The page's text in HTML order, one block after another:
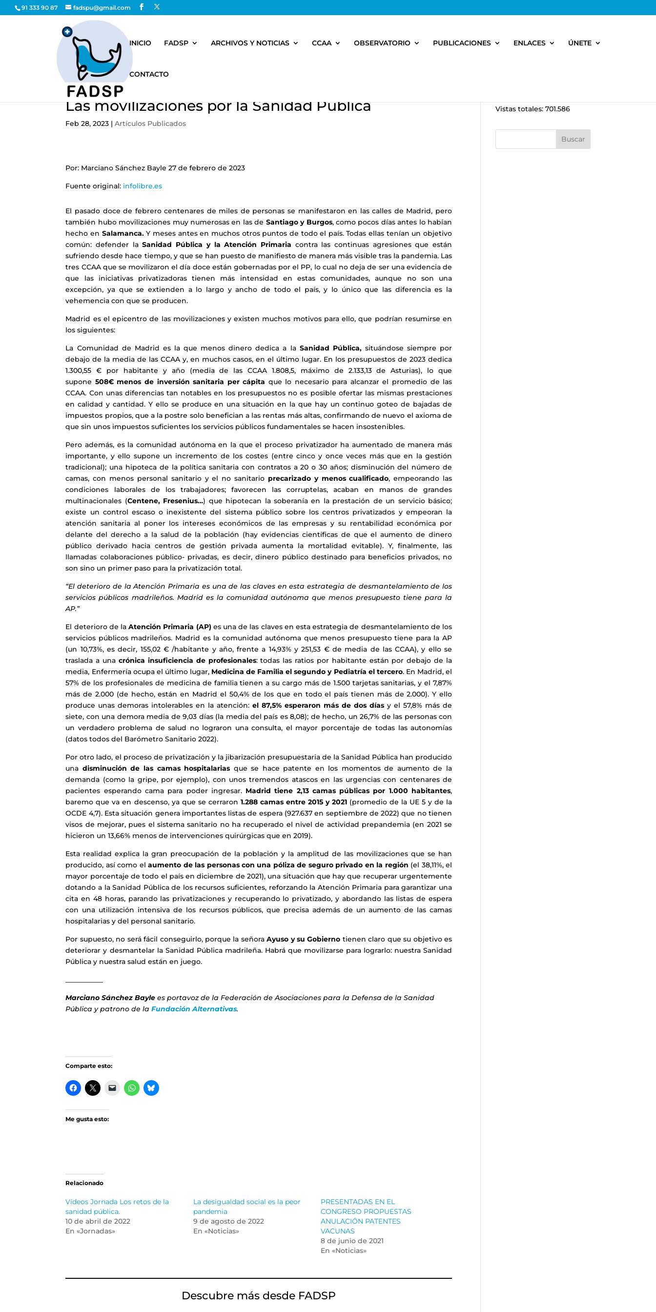
91 333 90 87 fadspu@gmail.com
INICIO FADSP ARCHIVOS Y NOTICIAS CCAA OBSERVATORIO PUBLICACIONES ENLACES ÚNETE
CONTACTO
Las movilizaciones por la Sanidad Pública
Feb 28, 2023 |Artículos Publicados
Por: Marciano Sánchez Bayle 27 de febrero de 2023
Fuente original: infolibre.es
El pasado doce de febrero centenares de miles de personas se manifestaron en las calles de Madrid, pero
también hubo movilizaciones muy numerosas en las de Santiago y Burgos, como pocos días antes lo habían
hecho en Salamanca.Y meses antes en muchos otros puntos de todo el país. Todas ellas tenían un objetivo
común: defender laSanidad Pública y la Atención Primaria contra las continuas agresiones que están
sufriendo desde hace tiempo, y que se han puesto de manifiesto de manera más visible tras la pandemia. Las
tres CCAA que se movilizaron el día doce están gobernadas por el PP, lo cual no deja de ser una evidencia de
que las iniciativas privatizadoras tienen más intensidad en estas comunidades, aunque no son una
excepción, ya que se extienden a lo largo y ancho de todo el país, y lo único que las diferencia es la
vehemencia con que se producen.
Madrid es el epicentro de las movilizaciones y existen muchos motivos para ello, que podrían resumirse en
los siguientes:
La Comunidad de Madrid es la que menos dinero dedica a laSanidad Pública, situándose siempre por
debajo de la media de las CCAA y, en muchos casos, en el último lugar. En los presupuestos de 2023 dedica
1.300,55 € por habitante y año (media de las CCAA 1.808,5, máximo de 2.133,13 de Asturias), lo que
supone 508€ menos de inversión sanitaria per cápita que lo necesario para alcanzar el promedio de las
CCAA. Con unas diferencias tan notables en los presupuestos no es posible ofertar las mismas prestaciones
en calidad y cantidad. Y ello se produce en una situación en la que hay un continuo goteo de bajadas de
impuestos propios, que a la postre solo benefician a las rentas más altas, confirmando de nuevo el axioma de
que sin unos impuestos suficientes los servicios públicos fundamentales se hacen insostenibles.
Pero además, es la comunidad autónoma en la que el proceso privatizador ha aumentado de manera más
importante, y ello supone un incremento de los costes (entre cinco y once veces más que en la gestión
tradicional); una hipoteca de la política sanitaria con contratos a 20 o 30 años; disminución del número de
camas, con menos personal sanitario y el no sanitario precarizado y menos cualificado, empeorando las
condiciones laborales de los trabajadores; favorecen las corruptelas, acaban en manos de grandes
multinacionales (Centene, Fresenius…) que hipotecan la soberanía en la prestación de un servicio básico;
existe un control escaso o inexistente del sistema público sobre los centros privatizados y empeoran la
atención sanitaria al poner los intereses económicos de las empresas y su rentabilidad económica por
delante del derecho a la salud de la población (hay evidencias científicas de que el aumento de dinero
público derivado hacia centros de gestión privada aumenta la mortalidad evitable). Y, finalmente, las
llamadas colaboraciones público- privadas, es decir, dinero público destinado para beneficios privados, no
son sino un primer paso para la privatización total.
“El deterioro de la Atención Primaria es una de las claves en esta estrategia de desmantelamiento de los
servicios públicos madrileños. Madrid es la comunidad autónoma que menos presupuesto tiene para la
AP.”
El deterioro de la Atención Primaria (AP) es una de las claves en esta estrategia de desmantelamiento de los
servicios públicos madrileños. Madrid es la comunidad autónoma que menos presupuesto tiene para la AP
(un 10,73%, es decir, 155,02 € /habitante y año, frente a 14,93% y 251,53 € de media de las CCAA), y ello se
traslada a una crónica insuficiencia de profesionales: todas las ratios por habitante están por debajo de la
media, Enfermería ocupa el último lugar,Medicina de Familia el segundo y Pediatría el tercero. En Madrid, el
57% de los profesionales de medicina de familia tienen a su cargo más de 1.500 tarjetas sanitarias, y el 7,87%
más de 2.000 (de hecho, están en Madrid el 50,4% de los que en todo el país tienen más de 2.000). Y ello
produce unas demoras intolerables en la atención:el 87,5% esperaron más de dos días y el 57,8% más de
siete, con una demora media de 9,03 días (la media del país es 8,08); de hecho, un 26,7% de las personas con
un verdadero problema de salud no lograron una consulta, el mayor porcentaje de todas las autonomías
(datos todos del Barómetro Sanitario 2022).
Por otro lado, el proceso de privatización y la jibarización presupuestaria de la Sanidad Pública han producido
una disminución de las camas hospitalarias que se hace patente en los momentos de aumento de la
demanda (como la gripe, por ejemplo), con unos tremendos atascos en las urgencias con centenares de
pacientes esperando cama para poder ingresar. Madrid tiene 2,13 camas públicas por 1.000 habitantes,
baremo que va en descenso, ya que se cerraron 1.288 camas entre 2015 y 2021(promedio de la UE 5 y de la
OCDE 4,7). Esta situación genera importantes listas de espera (927.637 en septiembre de 2022) que no tienen
visos de mejorar, pues el sistema sanitario no ha recuperado el nivel de actividad prepandemia (en 2021 se
hicieron un 13,66% menos de intervenciones quirúrgicas que en 2019).
Esta realidad explica la gran preocupación de la población y la amplitud de las movilizaciones que se han
producido, así como elaumento de las personas con una póliza de seguro privado en la región (el 38,11%, el
mayor porcentaje de todo el país en diciembre de 2021), una situación que hay que recuperar urgentemente
dotando a la Sanidad Pública de los recursos suficientes, reforzando la Atención Primaria para garantizar una
cita en 48 horas, parando las privatizaciones y recuperando lo privatizado, y abordando las listas de espera
con una utilización intensiva de los recursos públicos, que precisa además de un aumento de las camas
hospitalarias y del personal sanitario.
Por supuesto, no será fácil conseguirlo, porque la señoraAyuso y su Gobierno tienen claro que su objetivo es
deteriorar y desmantelar la Sanidad Pública madrileña. Habrá que movilizarse para lograrlo: nuestra Sanidad
Pública y nuestra salud están en juego.
Marciano Sánchez Baylees portavoz de la Federación de Asociaciones para la Defensa de la Sanidad
Pública y patrono de laFundación Alternativas.
Comparte esto:
Me gusta esto:
Relacionado
Vídeos Jornada Los retos de la
sanidad pública.
10 de abril de 2022
En «Jornadas»
La desigualdad social es la peor
pandemia
9 de agosto de 2022
En «Noticias»
PRESENTADAS EN EL
CONGRESO PROPUESTAS
ANULACIÓN PATENTES
VACUNAS
8 de junio de 2021
En «Noticias»
Descubre más desde FADSP
Vistas totales:701.586